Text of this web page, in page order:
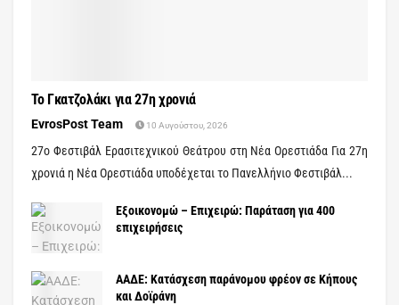
Το Γκατζολάκι για 27η χρονιά
EvrosPost Team 10 Αυγούστου, 2026
27ο Φεστιβάλ Ερασιτεχνικού Θεάτρου στη Νέα Ορεστιάδα Για 27η
χρονιά η Νέα Ορεστιάδα υποδέχεται το Πανελλήνιο Φεστιβάλ...
Εξοικονομώ – Επιχειρώ: Παράταση για 400
επιχειρήσεις
ΑΑΔΕ: Κατάσχεση παράνομου φρέον σε Κήπους
και Δοϊράνη